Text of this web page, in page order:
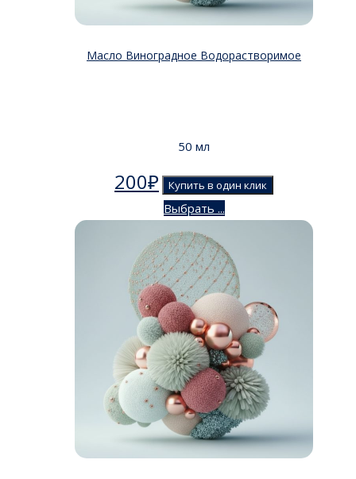
Масло Виноградное Водорастворимое
50 мл
200₽ Купить в один клик
Выбрать ...